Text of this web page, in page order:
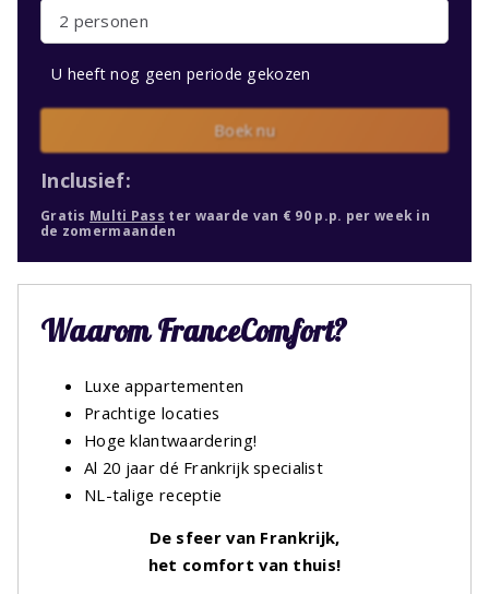
2 personen
U heeft nog geen periode gekozen
Boek nu
Inclusief:
Gratis Multi Pass ter waarde van € 90 p.p. per week in
de zomermaanden
Waarom FranceComfort?
Luxe appartementen
Prachtige locaties
Hoge klantwaardering!
Al 20 jaar dé Frankrijk specialist
NL-talige receptie
De sfeer van Frankrijk,
het comfort van thuis!